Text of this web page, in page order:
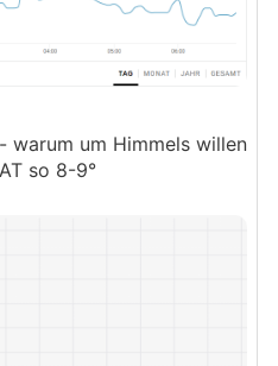
warum um Himmels willen
so 8-9°